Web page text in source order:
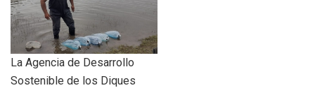
La Agencia de Desarrollo
Sostenible de los Diques